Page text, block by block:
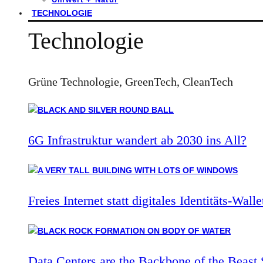
TECHNOLOGIE
Technologie
Grüne Technologie, GreenTech, CleanTech
6G Infrastruktur wandert ab 2030 ins All?
Freies Internet statt digitales Identitäts-